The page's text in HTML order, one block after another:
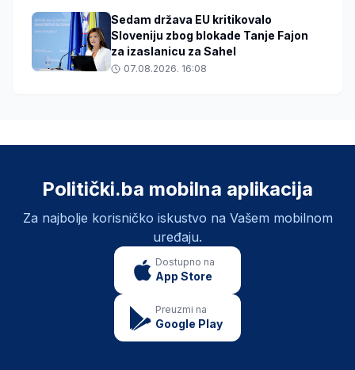
Sedam država EU kritikovalo
Sloveniju zbog blokade Tanje Fajon
za izaslanicu za Sahel
07.08.2026. 16:08
Politički.ba mobilna aplikacija
Za najbolje korisničko iskustvo na Vašem mobilnom
uređaju.
Dostupno na
App Store
Preuzmi na
Google Play